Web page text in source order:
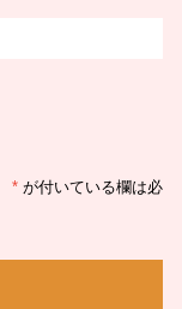
* が付いている欄は必